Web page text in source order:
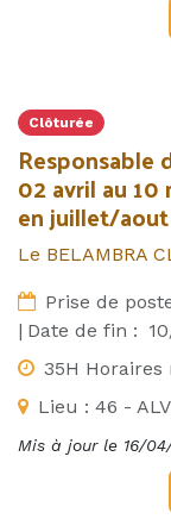
Clôturée
Responsable
02 avril au
en juillet/aout
Le BELAMBRA
Prise de
| Date de fin :
35H
Lieu : 46 -
Mis à jour le 16/